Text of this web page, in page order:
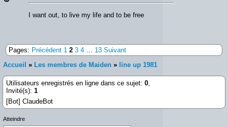
I want out, to live my life and to be free
Pages: Précédent 1 2 3 4 13 Suivant
Accueil » Les membres de Maiden » line up 1981
Utilisateurs enregistrés en ligne dans ce sujet: 0
Invité(s): 1
[Bot] ClaudeBot
Atteindre